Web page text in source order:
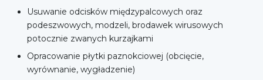
Usuwanie odcisków międzypalcowych oraz
podeszwowych, modzeli, brodawek wirusowych
potocznie zwanych kurzajkami
Opracowanie płytki paznokciowej (obcięcie,
wyrównanie, wygładzenie)